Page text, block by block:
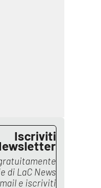
Iscriviti
di LaC News
e iscriviti